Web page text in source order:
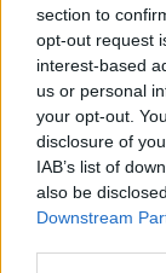
section to
opt-out request
interest-based
us or personal
your opt-out.
disclosure of
IAB’s list of
also be
Downstream
Oldest
Kazuhira
8 Ιουνίου
Ωχ, προβλέπω πάλι
Leclerc…
2